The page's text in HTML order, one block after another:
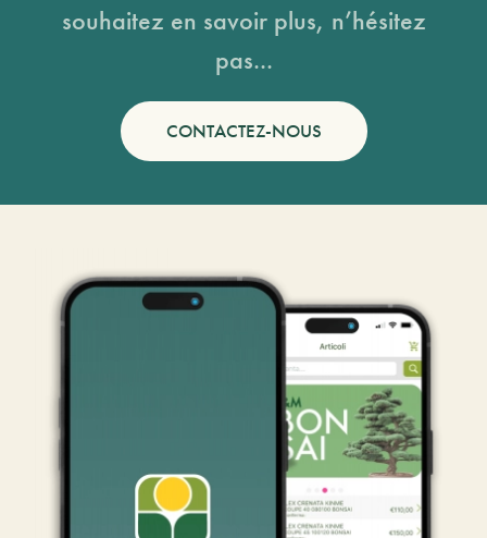
souhaitez en savoir plus, n’hésitez
pas...
CONTACTEZ-NOUS